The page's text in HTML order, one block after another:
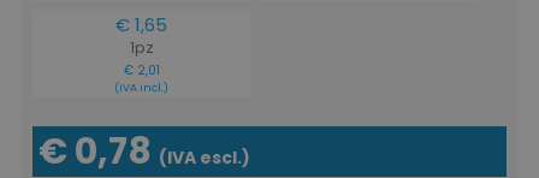
€ 1,65
1pz
€ 2,01
(IVA incl.)
€ 0,78 (IVA escl.)